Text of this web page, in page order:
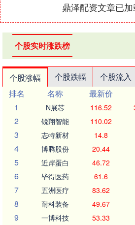
鼎泽配资文章已
个股实时涨跌榜
个股涨幅 个股跌幅 个股流入
排名
名称 最新价
1
N展芯 116.52
2 锐翔智能 110.02
3 志特新材 14.8
4 博腾股份 20.44
5 近岸蛋白 46.72
6 毕得医药 61.6
7 五洲医疗 83.62
8 耐科装备 49.67
9 一博科技 53.33